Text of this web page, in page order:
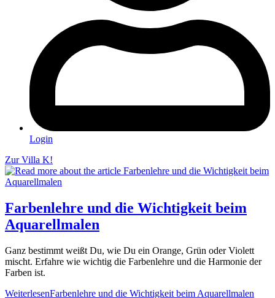
Login
Zur Villa K!
Farbenlehre und die Wichtigkeit beim
Aquarellmalen
Ganz bestimmt weißt Du, wie Du ein Orange, Grün oder Violett
mischt. Erfahre wie wichtig die Farbenlehre und die Harmonie der
Farben ist.
WeiterlesenFarbenlehre und die Wichtigkeit beim Aquarellmalen